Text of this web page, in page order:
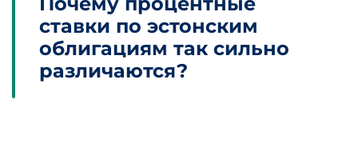
ставки по эстонским
облигациям так сильно
различаются?